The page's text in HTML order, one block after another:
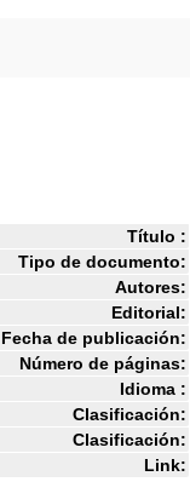
Título :
Tipo de documento:
Autores:
Editorial:
Fecha de publicación:
Número de páginas:
Idioma :
Clasificación:
Clasificación:
Link: